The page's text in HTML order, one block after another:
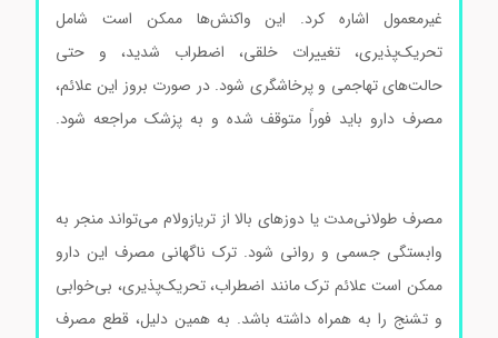
غیرمعمول اشاره کرد. این واکنش‌ها ممکن است شامل
تحریک‌پذیری، تغییرات خلقی، اضطراب شدید، و حتی
حالت‌های تهاجمی و پرخاشگری شود. در صورت بروز این علائم،
مصرف دارو باید فوراً متوقف شده و به پزشک مراجعه شود.
مصرف طولانی‌مدت یا دوزهای بالا از تریازولام می‌تواند منجر به
وابستگی جسمی و روانی شود. ترک ناگهانی مصرف این دارو
ممکن است علائم ترک مانند اضطراب، تحریک‌پذیری، بی‌خوابی
و تشنج را به همراه داشته باشد. به همین دلیل، قطع مصرف